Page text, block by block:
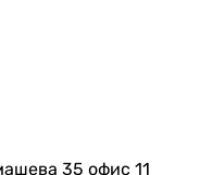
35 офис 11